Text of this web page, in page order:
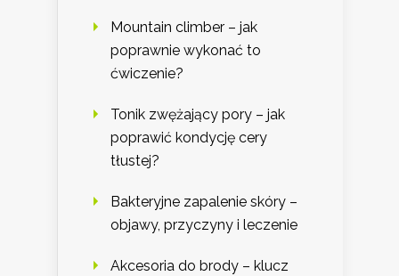
Mountain climber – jak
poprawnie wykonać to
ćwiczenie?
Tonik zwężający pory – jak
poprawić kondycję cery
tłustej?
Bakteryjne zapalenie skóry –
objawy, przyczyny i leczenie
Akcesoria do brody – klucz